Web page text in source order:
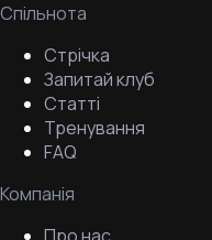
Спільнота
Стрічка
Запитай клуб
Статті
Тренування
FAQ
Компанія